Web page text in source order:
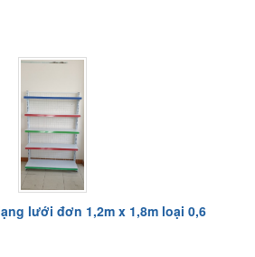
lưới đơn 1,2m x 1,8m loại 0,6